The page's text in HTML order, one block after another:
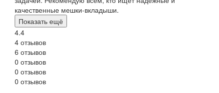
качественные мешки-вкладыши.
Показать ещё
4.4
4 отзывов
6 отзывов
0 отзывов
0 отзывов
0 отзывов